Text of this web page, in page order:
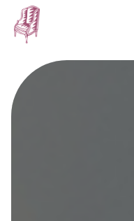
Panneau de gestion des